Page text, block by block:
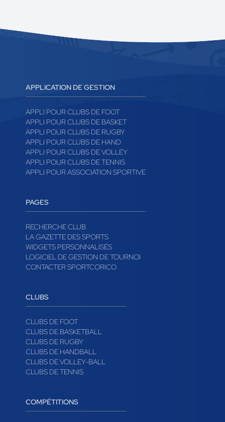
APPLICATION DE GESTION
APPLI POUR CLUBS DE FOOT
APPLI POUR CLUBS DE BASKET
APPLI POUR CLUBS DE RUGBY
APPLI POUR CLUBS DE HAND
APPLI POUR CLUBS DE VOLLEY
APPLI POUR CLUBS DE TENNIS
APPLI POUR ASSOCIATION SPORTIVE
PAGES
RECHERCHE CLUB
LA GAZETTE DES SPORTS
WIDGETS PERSONNALISÉS
LOGICIEL DE GESTION DE TOURNOI
CONTACTER SPORTCORICO
CLUBS
CLUBS DE FOOT
CLUBS DE BASKETBALL
CLUBS DE RUGBY
CLUBS DE HANDBALL
CLUBS DE VOLLEY-BALL
CLUBS DE TENNIS
COMPÉTITIONS